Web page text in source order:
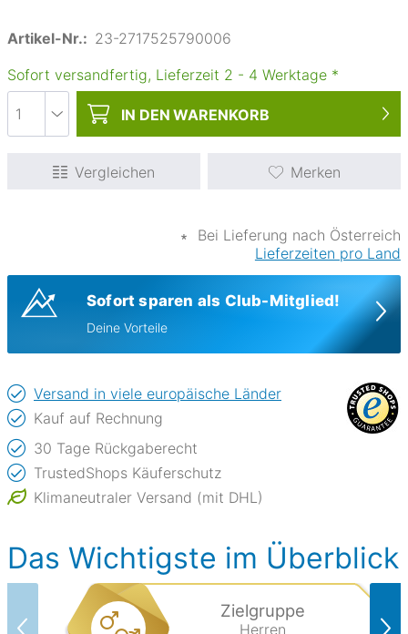
Artikel-Nr.: 23-2717525790006
Sofort versandfertig, Lieferzeit 2 - 4 Werktage *
IN DEN WARENKORB
Vergleichen Merken
∗
Bei Lieferung nach Österreich
Lieferzeiten pro Land
Sofort sparen als Club-Mitglied!
Deine Vorteile
Versand in viele europäische Länder
Kauf auf Rechnung
30 Tage Rückgaberecht
TrustedShops Käuferschutz
Klimaneutraler Versand (mit DHL)
Das Wichtigste im Überblick
Zielgruppe
Herren